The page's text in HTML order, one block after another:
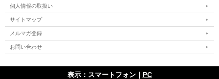
個人情報の取扱い
サイトマップ
メルマガ登録
お問い合わせ
表示：スマートフォン｜ PC